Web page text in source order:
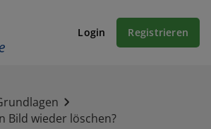
Login Registrieren
Bild wieder löschen?